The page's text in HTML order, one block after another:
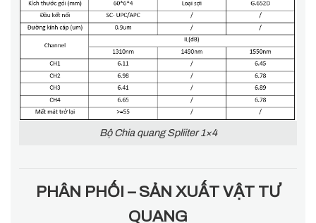
Bộ Chia quang Spliiter 1×4
PHÂN PHỐI – SẢN XUẤT VẬT TƯ
QUANG